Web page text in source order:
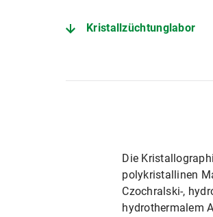
Kristallzüchtunglabor
Die
polykristallinen
Czochralski-,
hydrothermalem